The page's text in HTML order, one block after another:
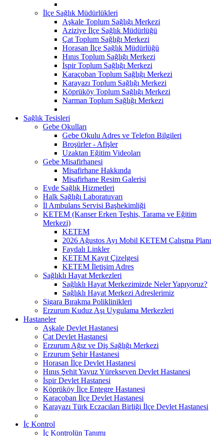
İlçe Sağlık Müdürlükleri
Aşkale Toplum Sağlığı Merkezi
Aziziye İlçe Sağlık Müdürlüğü
Çat Toplum Sağlığı Merkezi
Horasan İlçe Sağlık Müdürlüğü
Hınıs Toplum Sağlığı Merkezi
İspir Toplum Sağlığı Merkezi
Karaçoban Toplum Sağlığı Merkezi
Karayazı Toplum Sağlığı Merkezi
Köprüköy Toplum Sağlığı Merkezi
Narman Toplum Sağlığı Merkezi
Sağlık Tesisleri
Gebe Okulları
Gebe Okulu Adres ve Telefon Bilgileri
Broşürler - Afişler
Uzaktan Eğitim Videoları
Gebe Misafirhanesi
Misafirhane Hakkında
Misafirhane Resim Galerisi
Evde Sağlık Hizmetleri
Halk Sağlığı Laboratuvarı
İl Ambulans Servisi Başhekimliği
KETEM (Kanser Erken Teşhis, Tarama ve Eğitim
Merkezi)
KETEM
2026 Ağustos Ayı Mobil KETEM Çalışma Planı
Faydalı Linkler
KETEM Kayıt Çizelgesi
KETEM İletişim Adres
Sağlıklı Hayat Merkezleri
Sağlıklı Hayat Merkezimizde Neler Yapıyoruz?
Sağlıklı Hayat Merkezi Adreslerimiz
Sigara Bırakma Poliklinikleri
Erzurum Kuduz Aşı Uygulama Merkezleri
Hastaneler
Aşkale Devlet Hastanesi
Çat Devlet Hastanesi
Erzurum Ağız ve Diş Sağlığı Merkezi
Erzurum Şehir Hastanesi
Horasan İlçe Devlet Hastanesi
Hınıs Şehit Yavuz Yürekseven Devlet Hastanesi
İspir Devlet Hastanesi
Köprüköy İlçe Entegre Hastanesi
Karaçoban İlçe Devlet Hastanesi
Karayazı Türk Eczacıları Birliği İlçe Devlet Hastanesi
İç Kontrol
İç Kontrolün Tanımı